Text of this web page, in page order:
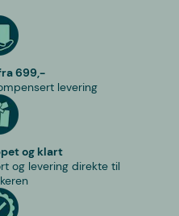
699,-
levering
og klart
og levering direkte til